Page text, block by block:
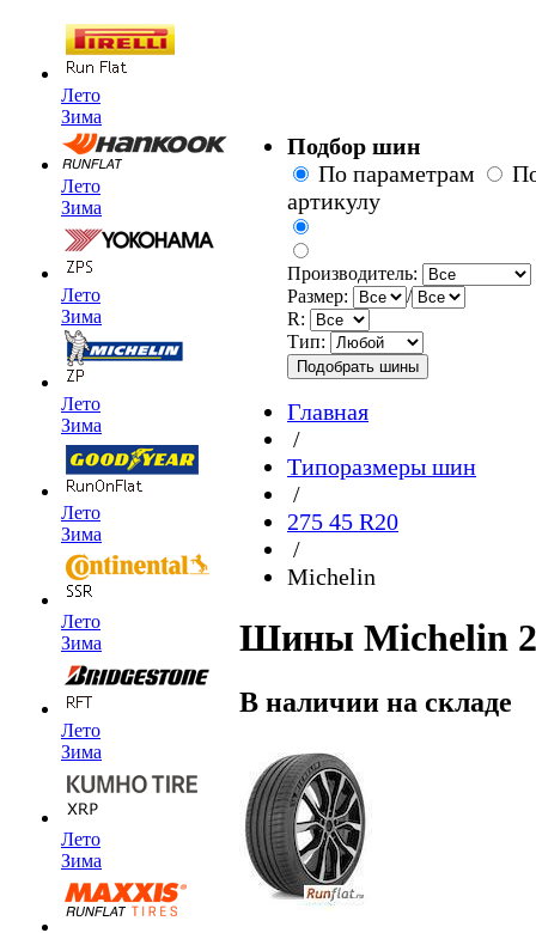
Лето
Зима
Лето
Зима
Лето
Зима
Лето
Зима
Лето
Зима
Лето
Зима
Лето
Зима
Лето
Зима
Подбор шин
По параметрам
артикулу
Производитель:
Размер:
/
R:
Тип:
Главная
/
Типоразмеры шин
/
275 45 R20
/
Michelin
Шины Michelin
В наличии на складе